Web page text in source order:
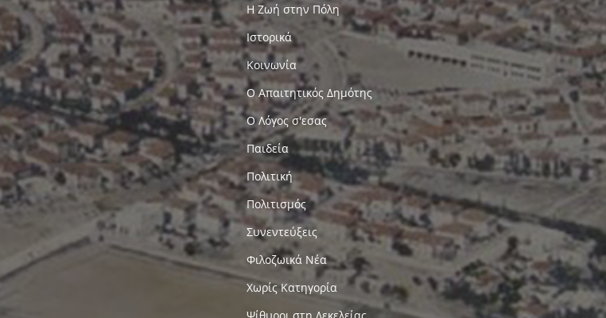
Η Ζωή στην Πόλη
Ιστορικά
Κοινωνία
Ο Απαιτητικός Δημότης
Ο Λόγος σ'εσας
Παιδεία
Πολιτική
Πολιτισμός
Συνεντεύξεις
Φιλοζωικά Νέα
Χωρίς Κατηγορία